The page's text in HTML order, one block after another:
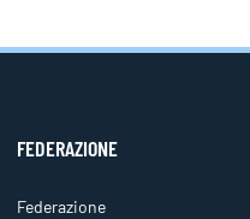
FEDERAZIONE
Federazione